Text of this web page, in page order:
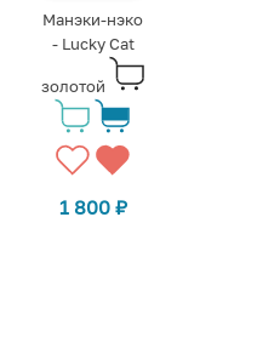
Манэки-нэко
- Lucky Cat
золотой
1 800 ₽